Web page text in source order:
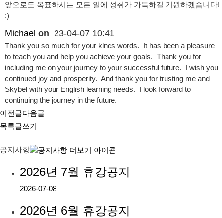
앞으로도 목표하시는 모든 일에 성취가 가득하길 기원하겠습니다!
:)
Michael on 23-04-07 10:41
Thank you so much for your kinds words. It has been a pleasure
to teach you and help you achieve your goals. Thank you for
including me on your journey to your successful future. I wish you
continued joy and prosperity. And thank you for trusting me and
Skybel with your English learning needs. I look forward to
continuing the journey in the future.
이전글다음글
목록글쓰기
공지사항
2026년 7월 휴강공지
2026-07-08
2026년 6월 휴강공지